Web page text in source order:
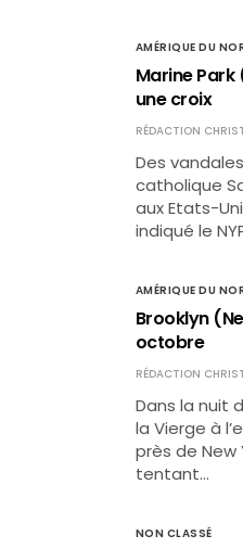
AMÉRIQUE DU
Marine Park
une croix
RÉDACTION
Des
catholique
aux Etats-
indiqué le
AMÉRIQUE DU
Brooklyn
octobre
RÉDACTION
Dans la nuit
la Vierge à
près de New
tentant…
NON CLASSÉ